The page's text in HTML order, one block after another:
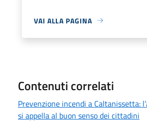
VAI ALLA PAGINA
Contenuti correlati
Prevenzione incendi a Caltanissetta:
si appella al buon senso dei cittadini